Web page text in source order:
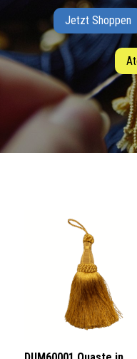
Jetzt Shoppen